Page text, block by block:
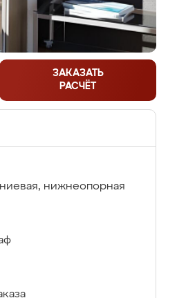
ЗАКАЗАТЬ
РАСЧЁТ
нижнеопорная